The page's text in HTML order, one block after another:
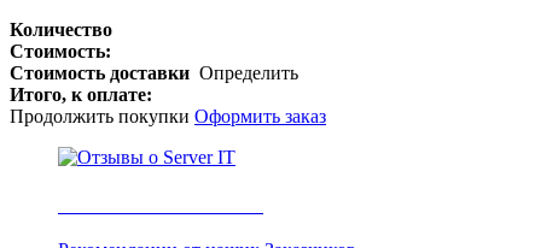
Количество
Стоимость:
Стоимость доставки Определить
Итого, к оплате:
Продолжить покупки Оформить заказ